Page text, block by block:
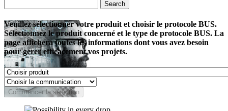
Search
Veuillez sélectionner votre produit et choisir le protocole BUS.
Sélectionnez le produit concerné et le type de protocole BUS. La
page affichera toutes les informations dont vous avez besoin
pour gérer efficacement vos projets.
Commencer la sélection